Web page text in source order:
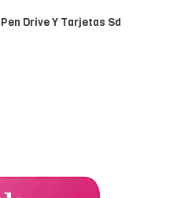
Pen Drive Y Tarjetas Sd